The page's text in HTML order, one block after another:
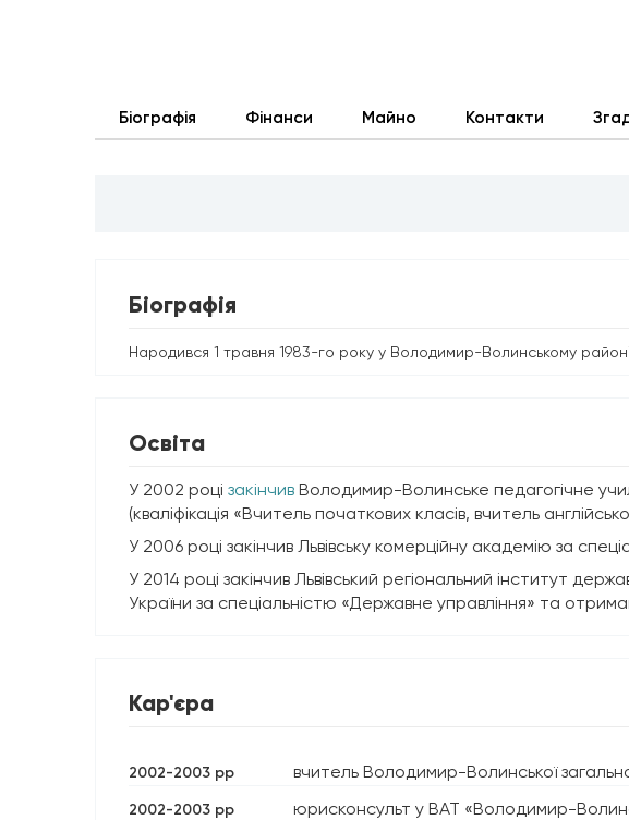
Біографія Фінанси Майно Контакти
Біографія
Народився 1 травня 1983-го року у Володимир-Волинському районі
Освіта
У 2002 році закінчив Володимир-Волинське педагогічне
(кваліфікація «Вчитель початкових класів, вчитель
У 2006 році закінчив Львівську комерційну академію за
У 2014 році закінчив Львівський регіональний інститут
України за спеціальністю «Державне управління» та
Кар'єра
2002-2003 рр вчитель Володимир-Волинської
2002-2003 рр юрисконсульт у ВАТ «Володимир-